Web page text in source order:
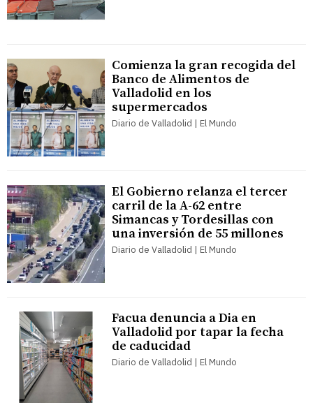
Comienza la gran recogida del
Banco de Alimentos de
Valladolid en los
supermercados
Diario de Valladolid | El Mundo
El Gobierno relanza el tercer
carril de la A-62 entre
Simancas y Tordesillas con
una inversión de 55 millones
Diario de Valladolid | El Mundo
Facua denuncia a Dia en
Valladolid por tapar la fecha
de caducidad
Diario de Valladolid | El Mundo